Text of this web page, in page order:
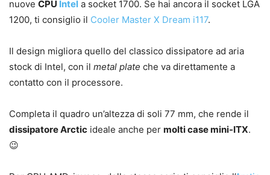
nuove CPU Intel a socket 1700. Se hai ancora il socket LGA
1200, ti consiglio il Cooler Master X Dream i117.
Il design migliora quello del classico dissipatore ad aria
stock di Intel, con il metal plate che va direttamente a
contatto con il processore.
Completa il quadro un’altezza di soli 77 mm, che rende il
dissipatore Arctic ideale anche per molti case mini-ITX.
😉